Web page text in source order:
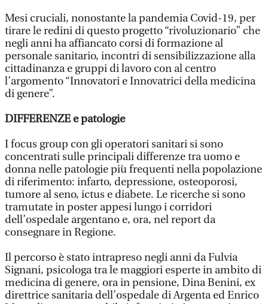
Mesi cruciali, nonostante la pandemia Covid-19, per
tirare le redini di questo progetto “rivoluzionario” che
negli anni ha affiancato corsi di formazione al
personale sanitario, incontri di sensibilizzazione alla
cittadinanza e gruppi di lavoro con al centro
l’argomento “Innovatori e Innovatrici della medicina
di genere”.
DIFFERENZE e patologie
I focus group con gli operatori sanitari si sono
concentrati sulle principali differenze tra uomo e
donna nelle patologie più frequenti nella popolazione
di riferimento: infarto, depressione, osteoporosi,
tumore al seno, ictus e diabete. Le ricerche si sono
tramutate in poster appesi lungo i corridori
dell’ospedale argentano e, ora, nel report da
consegnare in Regione.
Il percorso è stato intrapreso negli anni da Fulvia
Signani, psicologa tra le maggiori esperte in ambito di
medicina di genere, ora in pensione, Dina Benini, ex
direttrice sanitaria dell’ospedale di Argenta ed Enrico